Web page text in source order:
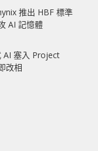
推出 HBF 標準
AI 記憶體
AI 塞入 Project
改相